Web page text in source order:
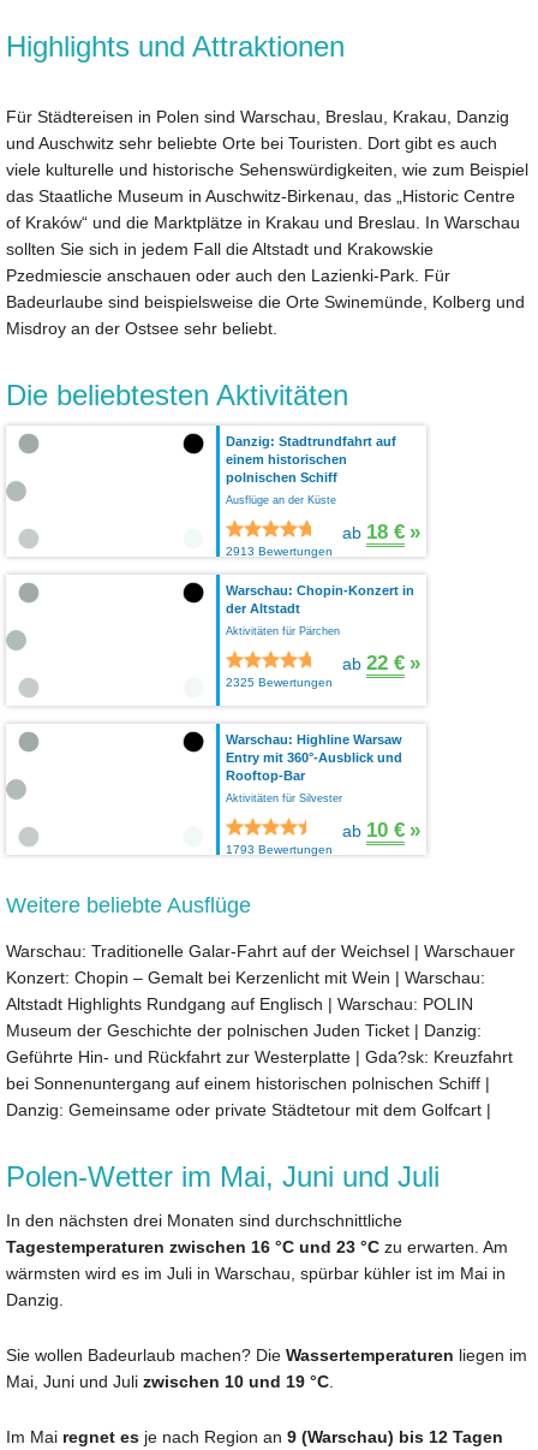
Highlights und Attraktionen
Für Städtereisen in Polen sind Warschau, Breslau, Krakau, Danzig
und Auschwitz sehr beliebte Orte bei Touristen. Dort gibt es auch
viele kulturelle und historische Sehenswürdigkeiten, wie zum Beispiel
das Staatliche Museum in Auschwitz-Birkenau, das „Historic Centre
of Kraków“ und die Marktplätze in Krakau und Breslau. In Warschau
sollten Sie sich in jedem Fall die Altstadt und Krakowskie
Pzedmiescie anschauen oder auch den Lazienki-Park. Für
Badeurlaube sind beispielsweise die Orte Swinemünde, Kolberg und
Misdroy an der Ostsee sehr beliebt.
Die beliebtesten Aktivitäten
Danzig: Stadtrundfahrt auf
einem historischen
polnischen Schiff
Ausflüge an der Küste
2913 Bewertungen
ab 18 € »
Warschau: Chopin-Konzert in
der Altstadt
Aktivitäten für Pärchen
2325 Bewertungen
ab 22 € »
Warschau: Highline Warsaw
Entry mit 360°-Ausblick und
Rooftop-Bar
Aktivitäten für Silvester
1793 Bewertungen
ab 10 € »
Weitere beliebte Ausflüge
Warschau: Traditionelle Galar-Fahrt auf der Weichsel | Warschauer
Konzert: Chopin – Gemalt bei Kerzenlicht mit Wein | Warschau:
Altstadt Highlights Rundgang auf Englisch | Warschau: POLIN
Museum der Geschichte der polnischen Juden Ticket | Danzig:
Geführte Hin- und Rückfahrt zur Westerplatte | Gda?sk: Kreuzfahrt
bei Sonnenuntergang auf einem historischen polnischen Schiff |
Danzig: Gemeinsame oder private Städtetour mit dem Golfcart |
Polen-Wetter im Mai, Juni und Juli
In den nächsten drei Monaten sind durchschnittliche
Tagestemperaturen zwischen 16 °C und 23 °C zu erwarten. Am
wärmsten wird es im Juli in Warschau, spürbar kühler ist im Mai in
Danzig.
Sie wollen Badeurlaub machen? Die Wassertemperaturen liegen im
Mai, Juni und Juli zwischen 10 und 19 °C
Im Mai regnet es je nach Region an 9 (Warschau) bis 12 Tagen